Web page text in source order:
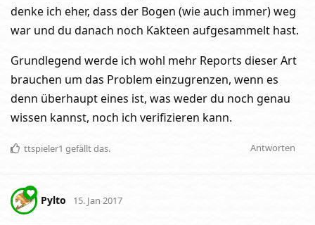
denke ich eher, dass der Bogen (wie auch immer) weg
war und du danach noch Kakteen aufgesammelt hast.
Grundlegend werde ich wohl mehr Reports dieser Art
brauchen um das Problem einzugrenzen, wenn es
denn überhaupt eines ist, was weder du noch genau
wissen kannst, noch ich verifizieren kann.
Antworten
ttspieler1 gefällt das.
Pylto 15. Jan 2017